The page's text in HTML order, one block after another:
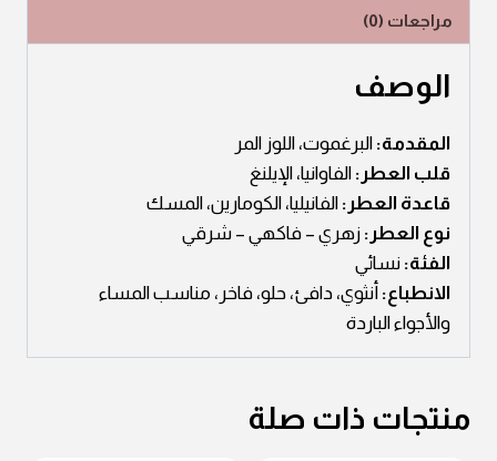
مراجعات (0)
الوصف
المقدمة: البرغموت، اللوز المر
قلب العطر: الفاوانيا، الإيلنغ
قاعدة العطر: الفانيليا، الكومارين، المسك
نوع العطر: زهري – فاكهي – شرقي
الفئة: نسائي
الانطباع: أنثوي، دافئ، حلو، فاخر، مناسب المساء
والأجواء الباردة
منتجات ذات صلة